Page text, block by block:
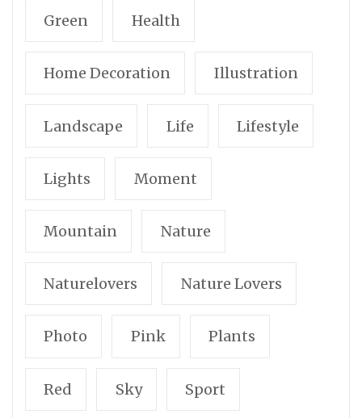
Green Health
Home Decoration Illustration
Landscape Life Lifestyle
Lights Moment
Mountain Nature
Naturelovers Nature Lovers
Photo Pink Plants
Red Sky Sport